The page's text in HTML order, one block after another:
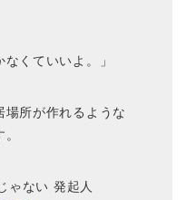
くていいよ。」
場所が作れるような
ゃない 発起人